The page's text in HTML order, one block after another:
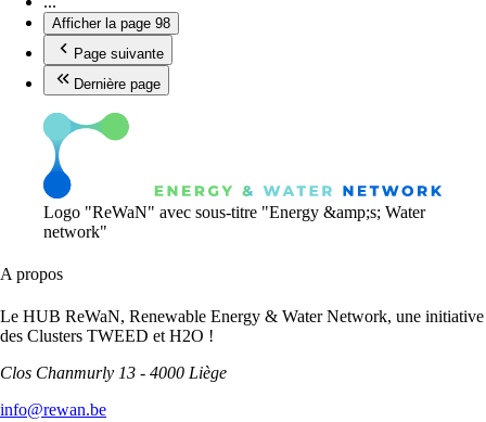
Afficher la page 98
Page suivante
Dernière page
Logo "ReWaN" avec sous-titre "Energy &amp;s; Water
network"
A propos
Le HUB ReWaN, Renewable Energy & Water Network, une initiative
des Clusters TWEED et H2O !
Clos Chanmurly 13 - 4000 Liège
info@rewan.be